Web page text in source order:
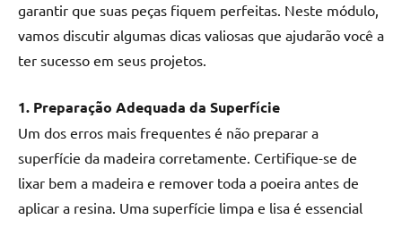
garantir que suas peças fiquem perfeitas. Neste módulo,
vamos discutir algumas dicas valiosas que ajudarão você a
ter sucesso em seus projetos.
1. Preparação Adequada da Superfície
Um dos erros mais frequentes é não preparar a
superfície da madeira corretamente. Certifique-se de
lixar bem a madeira e remover toda a poeira antes de
aplicar a resina. Uma superfície limpa e lisa é essencial